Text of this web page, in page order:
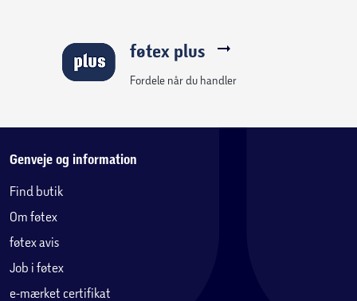
føtex plus
Fordele når du handler
Genveje og information
Find butik
Om føtex
føtex avis
Job i føtex
e-mærket certifikat